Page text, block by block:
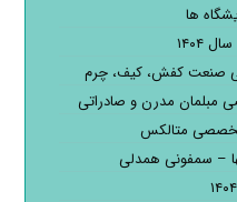
ها
۱۴۰۴
صنعت کفش، کیف، چرم
مبلمان مدرن و صادراتی
متالکس
– سمفونی همدلی